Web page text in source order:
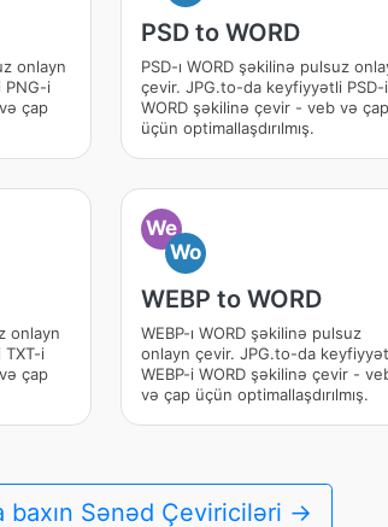
onlayn
i
çap
PSD to WORD
PSD-ı WORD şəkilinə pulsuz
çevir. JPG.to-da keyfiyyətli PSD-i
WORD şəkilinə çevir - veb və çap
üçün optimallaşdırılmış.
onlayn
i
çap
We
Wo
WEBP to WORD
WEBP-ı WORD şəkilinə pulsuz
onlayn çevir. JPG.to-da
WEBP-i WORD şəkilinə çevir -
və çap üçün optimallaşdırılmış.
baxın Sənəd Çeviriciləri →